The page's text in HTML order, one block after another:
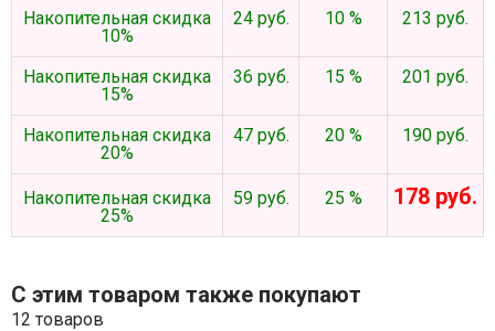
Накопительная скидка
10%
24 руб. 10 % 213 руб.
Накопительная скидка
15%
36 руб. 15 % 201 руб.
Накопительная скидка
20%
47 руб. 20 % 190 руб.
Накопительная скидка
25%
59 руб. 25 % 178 руб.
С этим товаром также покупают
12 товаров